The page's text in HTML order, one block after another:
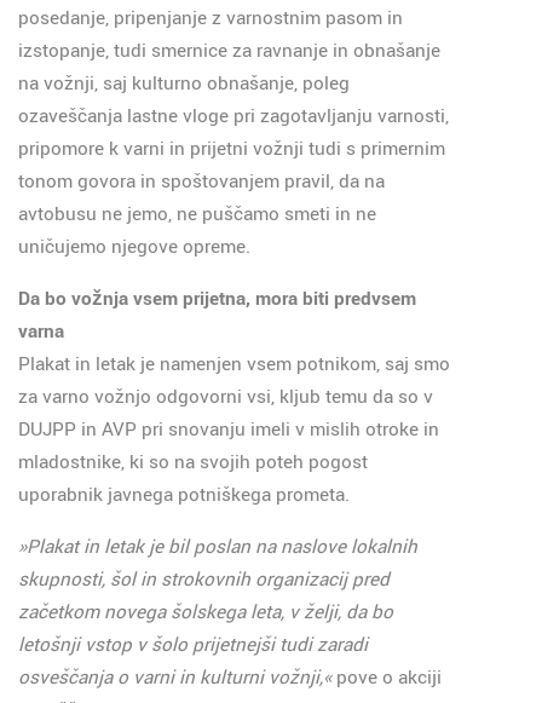
posedanje, pripenjanje z varnostnim pasom in
izstopanje, tudi smernice za ravnanje in obnašanje
na vožnji, saj kulturno obnašanje, poleg
ozaveščanja lastne vloge pri zagotavljanju varnosti,
pripomore k varni in prijetni vožnji tudi s primernim
tonom govora in spoštovanjem pravil, da na
avtobusu ne jemo, ne puščamo smeti in ne
uničujemo njegove opreme.
Da bo vožnja vsem prijetna, mora biti predvsem
varna
Plakat in letak je namenjen vsem potnikom, saj smo
za varno vožnjo odgovorni vsi, kljub temu da so v
DUJPP in AVP pri snovanju imeli v mislih otroke in
mladostnike, ki so na svojih poteh pogost
uporabnik javnega potniškega prometa.
»Plakat in letak je bil poslan na naslove lokalnih
skupnosti, šol in strokovnih organizacij pred
začetkom novega šolskega leta, v želji, da bo
letošnji vstop v šolo prijetnejši tudi zaradi
osveščanja o varni in kulturni vožnji,«pove o akciji